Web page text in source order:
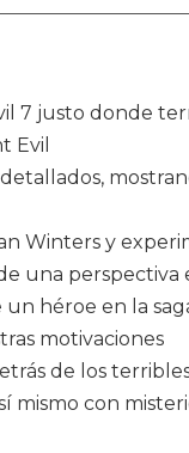
7 justo donde
Evil
Winters y
una perspectiva
héroe en la
motivaciones
de los
mismo con